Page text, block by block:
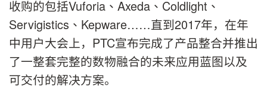
收购的包括Vuforia 、 Axeda 、 Coldlight 、
Servigistics 、 Kepware……直到2017年，在年
中用户大会上，PTC宣布完成了产品整合并推出
了一整套完整的数物融合的未来应用蓝图以及
可交付的解决方案。